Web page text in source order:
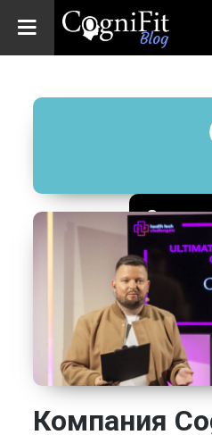
Blog: Brain
Wellness
Компания